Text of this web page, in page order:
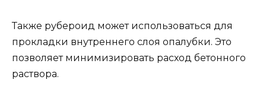
Также рубероид может использоваться для
прокладки внутреннего слоя опалубки. Это
позволяет минимизировать расход бетонного
раствора.